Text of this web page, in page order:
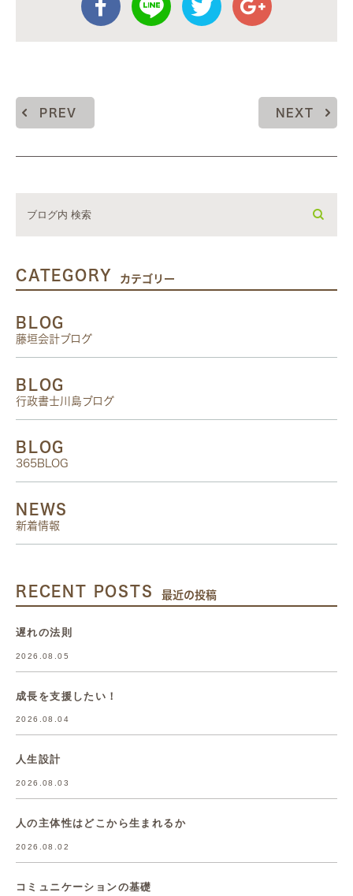
PREV NEXT
CATEGORY カテゴリー
BLOG
藤垣会計ブログ
BLOG
行政書士川島ブログ
BLOG
365BLOG
NEWS
新着情報
RECENT POSTS 最近の投稿
遅れの法則
2026.08.05
成長を支援したい！
2026.08.04
人生設計
2026.08.03
人の主体性はどこから生まれるか
2026.08.02
コミュニケーションの基礎